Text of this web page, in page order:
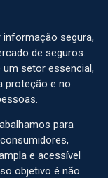
informação segura,
de seguros.
setor essencial,
proteção e no
para
e acessível
objetivo é não